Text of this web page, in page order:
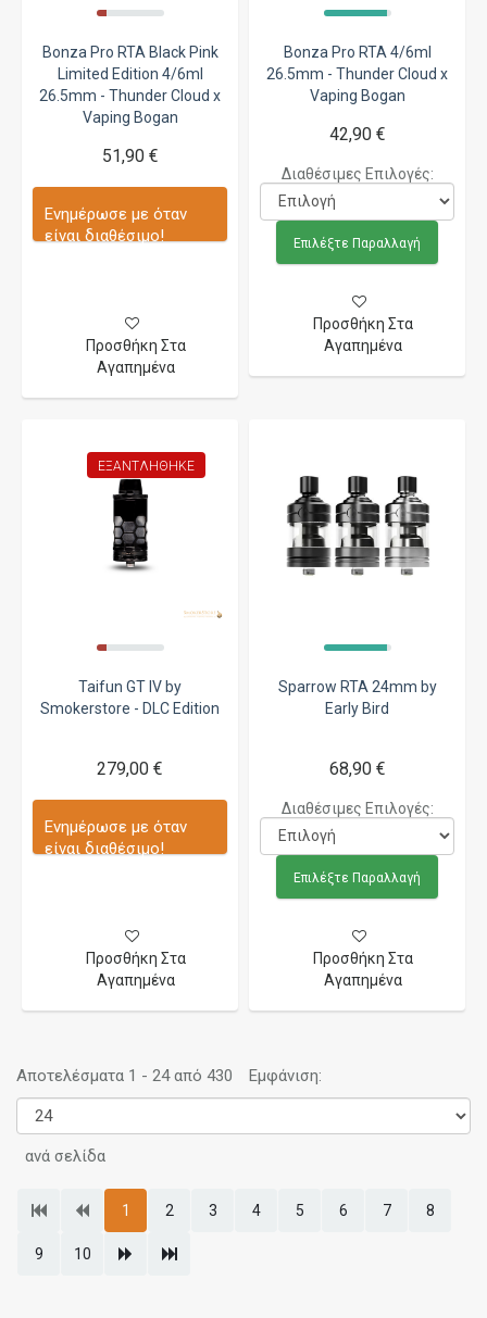
Bonza Pro RTA Black Pink
Limited Edition 4/6ml
26.5mm - Thunder Cloud x
Vaping Bogan
51,90 €
Ενημέρωσε με όταν
είναι διαθέσιμο!
Προσθήκη Στα
Αγαπημένα
Bonza Pro RTA 4/6ml
26.5mm - Thunder Cloud x
Vaping Bogan
42,90 €
Διαθέσιμες Επιλογές:
Επιλέξτε Παραλλαγή
Προσθήκη Στα
Αγαπημένα
ΕΞΑΝΤΛΉΘΗΚΕ
Taifun GT IV by
Smokerstore - DLC Edition
279,00 €
Ενημέρωσε με όταν
είναι διαθέσιμο!
Προσθήκη Στα
Αγαπημένα
Sparrow RTA 24mm by
Early Bird
68,90 €
Διαθέσιμες Επιλογές:
Επιλέξτε Παραλλαγή
Προσθήκη Στα
Αγαπημένα
Αποτελέσματα 1 - 24 από 430 Εμφάνιση:
ανά σελίδα
1 2 3 4 5 6 7 8
9 10